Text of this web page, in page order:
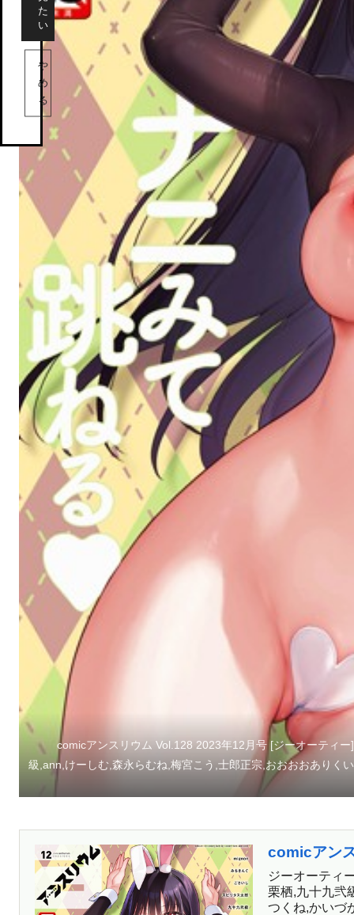
た
い
や
め
る
comicアンスリウム Vol.128 2023年12月号 [ジーオーティ
級,ann,けーしむ,森永らむね,梅宮こう,士郎正宗,おおおおありく
comicアン
ジーオーティ
栗栖,九十九弐
つくね,かいづ